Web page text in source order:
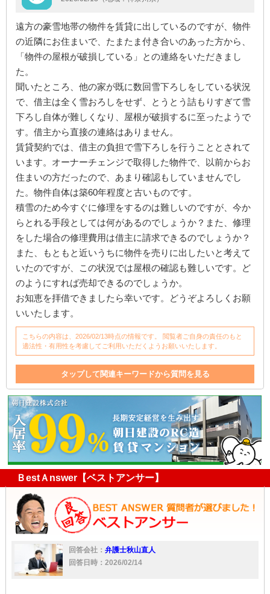
遠方の豪雪地帯の物件を賃貸に出しているのですが、物件
の近隣にお住まいで、たまたま付き合いのあった方から、
「物件の屋根が破損している」との連絡をいただきまし
た。
聞いたところ、他の家が既に数回雪下ろしをしている状況
で、借主は全く雪おろしをせず、とうとう詰もりすぎて雪
下ろし自体が難しくなり、屋根が破損するに至ったようで
す。借主から直接の連絡はありません。
賃貸契約では、借主の負担で雪下ろしを行うこととされて
います。オーナーチェンジで取得した物件で、以前からお
住まいの方だったので、あまり確認もしていませんでし
た。物件自体は築60年程度と古いものです。
積雪のため今すぐに修理をするのは難しいのですが、今か
らとれる手段としては何があるのでしょうか？また、修理
をした場合の修理費用は借主に請求できるのでしょうか？
また、もともと近いうちに物件を売りに出したいと考えて
いたのですが、この状況では屋根の確認も難しいです。ど
のようにすれば売却できるのでしょうか。
お知恵を拝借できましたら幸いです。どうぞよろしくお願
いいたします。
こちらの内容は、2026/02/13時点の情報です。 閲覧者ご自身の責任のもと
適法性・有用性を考慮してご利用いただくようお願いいたします。
タップして関連キーワードから質問を見る
修理費 修理 賃貸契約 破損 直接 家
売却
オーナー
隣
ＢestＡnswer【ベストアンサー】
回答会社： 弁護士秋山直人
回答日時：2026/02/14